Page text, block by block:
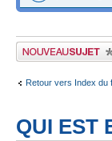
Publier un nouveau sujet
Retour vers Index du
QUI EST